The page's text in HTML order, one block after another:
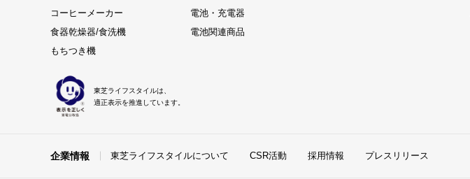
コーヒーメーカー
食器乾燥器/食洗機
もちつき機
電池・充電器
電池関連商品
東芝ライフスタイルは、
適正表示を推進しています。
企業情報 東芝ライフスタイルについて CSR活動 採用情報 プレスリリース